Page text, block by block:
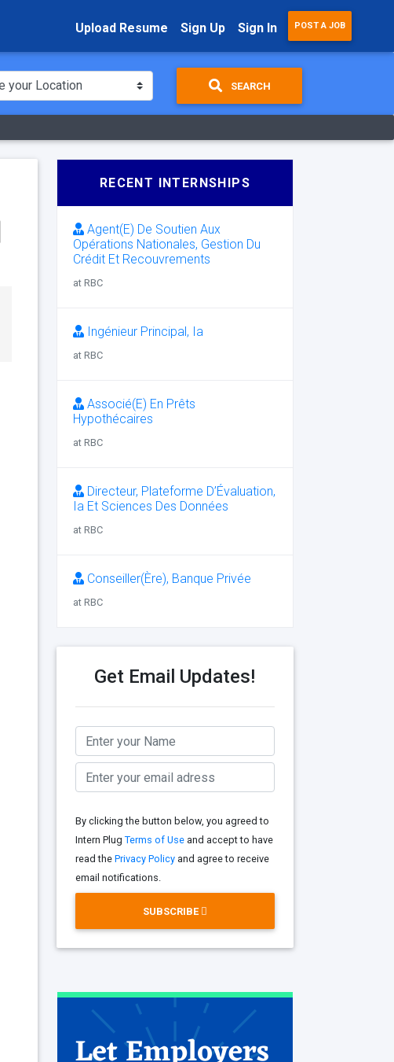
Upload Resume Sign Up Sign In POST A JOB
SEARCH
RECENT INTERNSHIPS
Agent(E) De Soutien Aux
Opérations Nationales, Gestion Du
Crédit Et Recouvrements
at RBC
Ingénieur Principal, Ia
at RBC
Associé(E) En Prêts
Hypothécaires
at RBC
Directeur, Plateforme D’Évaluation,
Ia Et Sciences Des Données
at RBC
Conseiller(Ère), Banque Privée
at RBC
Get Email Updates!
By clicking the button below, you agreed to
Intern Plug Terms of Useand accept to have
read the Privacy Policyand agree to receive
email notifications.
SUBSCRIBE